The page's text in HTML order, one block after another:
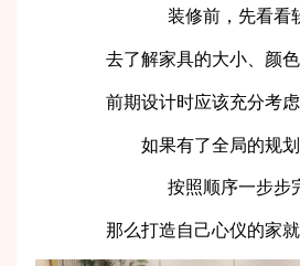
装修前，先看看
去了解家具的大小、颜
前期设计时应该充分考
如果有了全局的规
按照顺序一步步
那么打造自己心仪的家